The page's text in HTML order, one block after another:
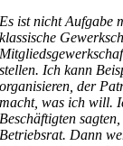
Es ist nicht Aufgabe
klassische
stellen. Ich kann
organisieren, der
macht, was ich will.
Beschäftigten
Betriebsrat. Dann